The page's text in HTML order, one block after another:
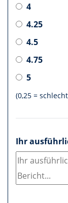
4
4.25
4.5
4.75
5
(0,25 =
Ihr